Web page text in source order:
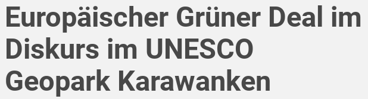
Europäischer Grüner Deal im
Diskurs im UNESCO
Geopark Karawanken